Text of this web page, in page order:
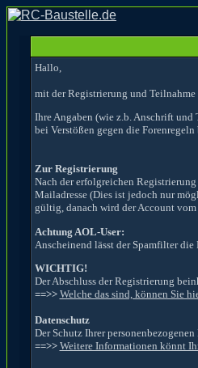
Hallo,
mit der Registrierung und Teilnahme
Ihre Angaben (wie z.b. Anschrift
bei Verstößen gegen die
Zur Registrierung
Nach der erfolgreichen
Mailadresse (Dies ist jedoch nur
gültig, danach wird der Account
Achtung AOL-User:
Anscheinend lässt der Spamfilter
WICHTIG!
Der Abschluss der Registrierung
==>> Welche das sind, können Sie
Datenschutz
Der Schutz Ihrer
==>> Weitere Informationen könnt